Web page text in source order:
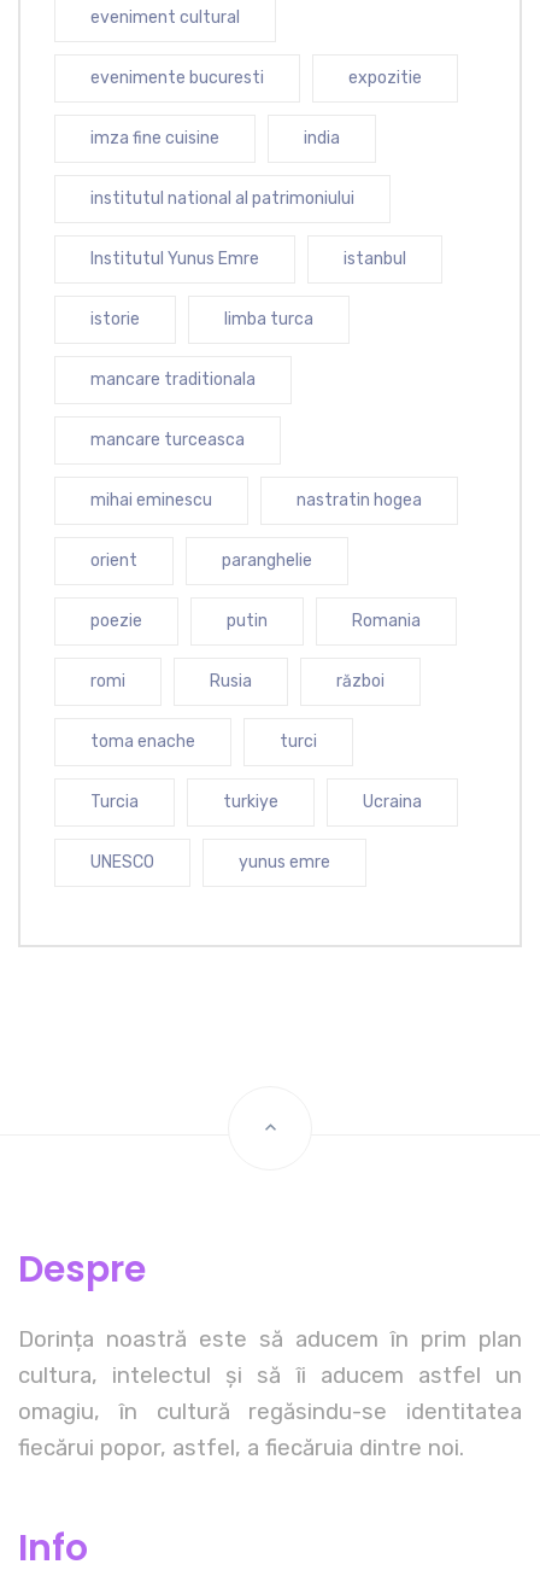
eveniment cultural
evenimente bucuresti expozitie
imza fine cuisine india
institutul national al patrimoniului
Institutul Yunus Emre istanbul
istorie limba turca
mancare traditionala
mancare turceasca
mihai eminescu nastratin hogea
orient paranghelie
poezie putin Romania
romi Rusia război
toma enache turci
Turcia turkiye Ucraina
UNESCO yunus emre
Despre
Dorința noastră este să aducem în prim plan
cultura, intelectul și să îi aducem astfel un
omagiu, în cultură regăsindu-se identitatea
fiecărui popor, astfel, a fiecăruia dintre noi.
Info